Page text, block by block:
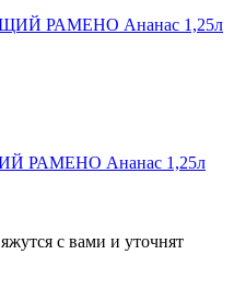
Ананас 1,25л
с вами и уточнят